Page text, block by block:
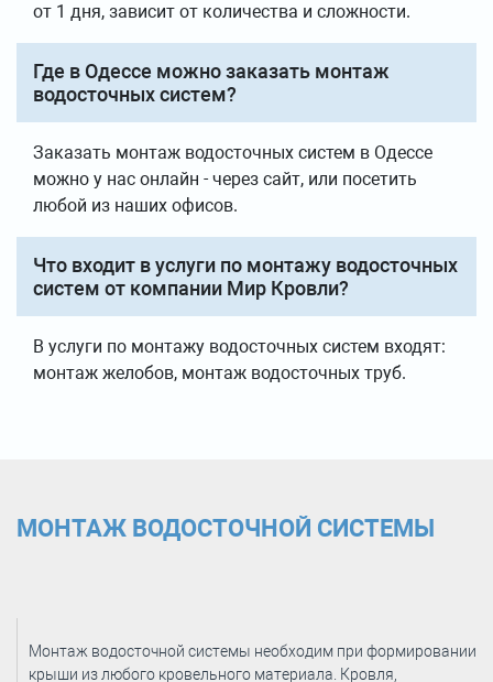
от 1 дня, зависит от количества и сложности.
Где в Одессе можно заказать монтаж
водосточных систем?
Заказать монтаж водосточных систем в Одессе
можно у нас онлайн - через сайт, или посетить
любой из наших офисов.
Что входит в услуги по монтажу водосточных
систем от компании Мир Кровли?
В услуги по монтажу водосточных систем входят:
монтаж желобов, монтаж водосточных труб.
МОНТАЖ ВОДОСТОЧНОЙ СИСТЕМЫ
Монтаж водосточной системы необходим при формировании
крыши из любого кровельного материала. Кровля,